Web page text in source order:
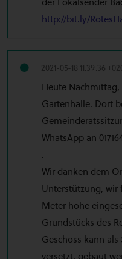
http://bit.ly/
2021-05-18 11:39:36
Heute Nachmittag,
Gartenhalle. Dort
WhatsApp an
.
Wir danken dem
Unterstützung, wir
Meter hohe
Grundstücks des
Geschoss kann
versetzt, gebaut